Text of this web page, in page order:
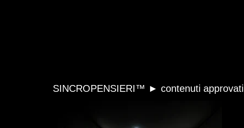
SINCROPENSIERI™ ► contenuti approvati